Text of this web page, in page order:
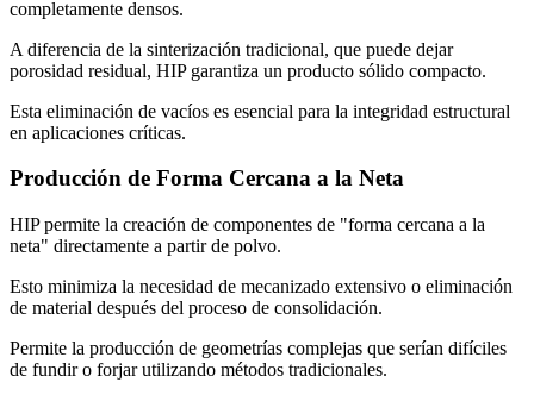
completamente densos.
A diferencia de la sinterización tradicional, que puede dejar
porosidad residual, HIP garantiza un producto sólido compacto.
Esta eliminación de vacíos es esencial para la integridad estructural
en aplicaciones críticas.
Producción de Forma Cercana a la Neta
HIP permite la creación de componentes de "forma cercana a la
neta" directamente a partir de polvo.
Esto minimiza la necesidad de mecanizado extensivo o eliminación
de material después del proceso de consolidación.
Permite la producción de geometrías complejas que serían difíciles
de fundir o forjar utilizando métodos tradicionales.